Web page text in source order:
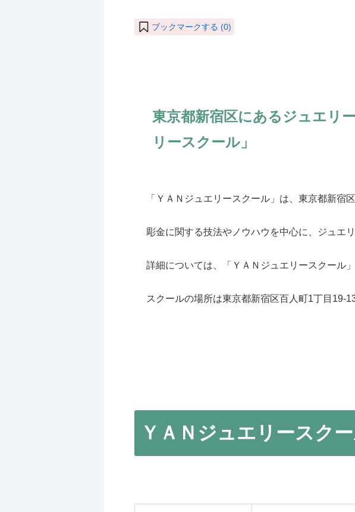
ブックマークする (0)
東京都新宿区にあるジュエリ
リースクール」
「ＹＡＮジュエリースクール」は、東京都新宿
彫金に関する技法やノウハウを中心に、ジュエ
詳細については、「ＹＡＮジュエリースクール
スクールの場所は東京都新宿区百人町1丁目19-
ＹＡＮジュエリースク